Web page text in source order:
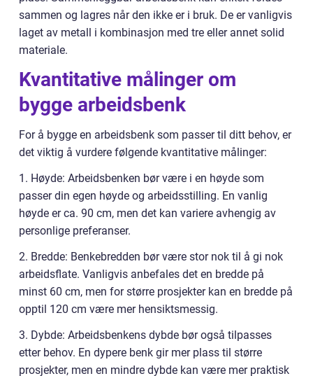
sammen og lagres når den ikke er i bruk. De er vanligvis
laget av metall i kombinasjon med tre eller annet solid
materiale.
Kvantitative målinger om
bygge arbeidsbenk
For å bygge en arbeidsbenk som passer til ditt behov, er
det viktig å vurdere følgende kvantitative målinger:
1. Høyde: Arbeidsbenken bør være i en høyde som
passer din egen høyde og arbeidsstilling. En vanlig
høyde er ca. 90 cm, men det kan variere avhengig av
personlige preferanser.
2. Bredde: Benkebredden bør være stor nok til å gi nok
arbeidsflate. Vanligvis anbefales det en bredde på
minst 60 cm, men for større prosjekter kan en bredde på
opptil 120 cm være mer hensiktsmessig.
3. Dybde: Arbeidsbenkens dybde bør også tilpasses
etter behov. En dypere benk gir mer plass til større
prosjekter, men en mindre dybde kan være mer praktisk